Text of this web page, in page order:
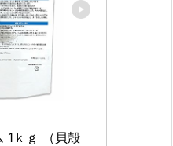
1ｋｇ （貝殻